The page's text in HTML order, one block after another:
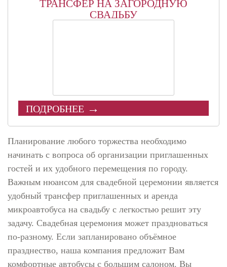
ТРАНСФЕР НА ЗАГОРОДНУЮ
СВАДЬБУ
ПОДРОБНЕЕ
Планирование любого торжества необходимо
начинать с вопроса об организации приглашенных
гостей и их удобного перемещения по городу.
Важным нюансом для свадебной церемонии является
удобный трансфер приглашенных и аренда
микроавтобуса на свадьбу с легкостью решит эту
задачу. Свадебная церемония может праздноваться
по-разному. Если запланировано объёмное
празднество, наша компания предложит Вам
комфортные автобусы с большим салоном. Вы